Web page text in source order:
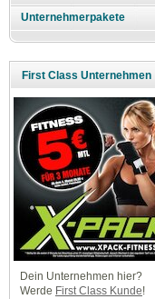
Unternehmerpakete
First Class Unternehmen
Dein Unternehmen hier?
Werde First Class Kunde!